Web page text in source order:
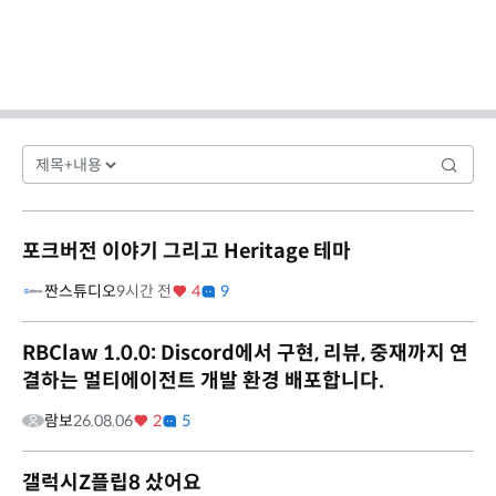
포크버전 이야기 그리고 Heritage 테마
짠스튜디오9시간 전 4 9
RBClaw 1.0.0: Discord에서 구현, 리뷰, 중재까지 연
결하는 멀티에이전트 개발 환경 배포합니다.
람보26.08.06 2 5
갤럭시Z플립8 샀어요